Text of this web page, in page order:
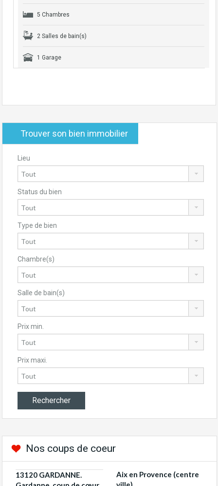
5 Chambres
2 Salles de bain(s)
1 Garage
Trouver son bien immobilier
Lieu
Status du bien
Type de bien
Chambre(s)
Salle de bain(s)
Prix min.
Prix maxi.
Nos coups de coeur
13120 GARDANNE.
Aix en Provence (centre